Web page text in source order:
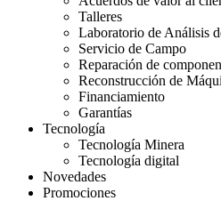
Talleres
Laboratorio de Análisis
Servicio de Campo
Reparación de
Reconstrucción de
Financiamiento
Garantías
Tecnología
Tecnología Minera
Tecnología digital
Novedades
Promociones